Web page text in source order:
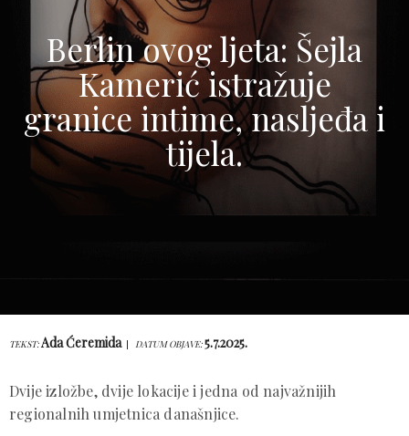
Berlin ovog ljeta: Šejla
Kamerić istražuje
granice intime, nasljeđa i
tijela.
TEKST:Ada Ćeremida DATUM OBJAVE:5.7.2025.
Dvije izložbe, dvije lokacije i jedna od najvažnijih
regionalnih umjetnica današnjice.